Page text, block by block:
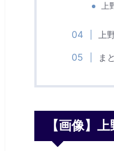
上
上
ま
【画像】